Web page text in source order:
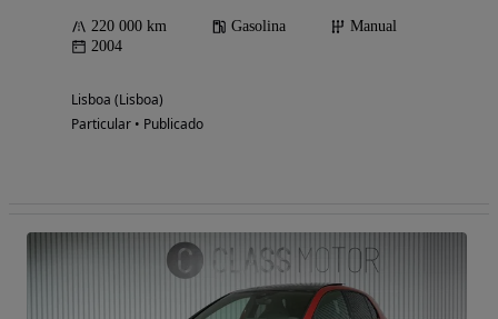
220 000 km Gasolina
Manual
2004
Lisboa (Lisboa)
Particular • Publicado